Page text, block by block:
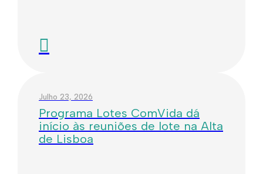
Julho 23, 2026
Programa Lotes ComVida dá
início às reuniões de lote na Alta
de Lisboa